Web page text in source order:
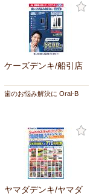
ケーズデンキ/船引店
歯のお悩み解決に Oral-B
ヤマダデンキ/ヤマダ